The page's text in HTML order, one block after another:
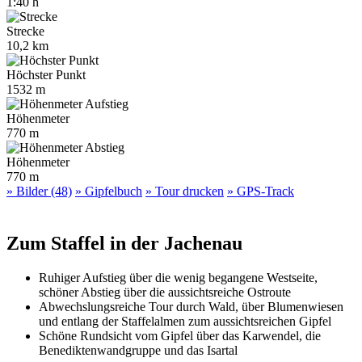
Strecke
10,2 km
Höchster Punkt
1532 m
Höhenmeter
770 m
Höhenmeter
770 m
» Bilder (48) » Gipfelbuch » Tour drucken » GPS-Track
Zum Staffel in der Jachenau
Ruhiger Aufstieg über die wenig begangene Westseite,
schöner Abstieg über die aussichtsreiche Ostroute
Abwechslungsreiche Tour durch Wald, über Blumenwiesen
und entlang der Staffelalmen zum aussichtsreichen Gipfel
Schöne Rundsicht vom Gipfel über das Karwendel, die
Benediktenwandgruppe und das Isartal